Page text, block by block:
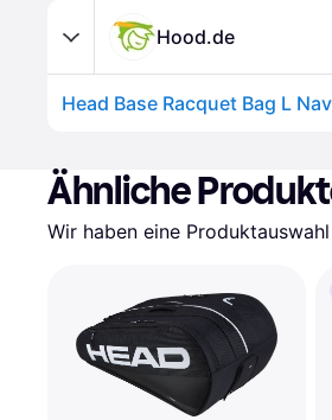
Hood.de
Head Base Racquet Bag L
Ähnliche
Wir haben eine